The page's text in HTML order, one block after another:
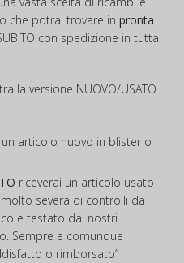
che potrai trovare in pronta
con spedizione in tutta
la versione NUOVO/USATO
un articolo nuovo in blister o
riceverai un articolo usato
severa di controlli da
e testato dai nostri
Sempre e comunque
o rimborsato”